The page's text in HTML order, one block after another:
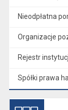
Nieodpłatna
Organizacje
Rejestr
Spółki prawa